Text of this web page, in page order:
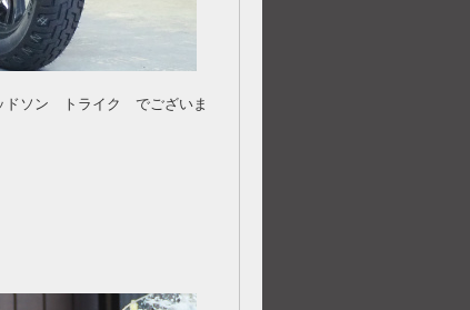
ドソン トライク でございま